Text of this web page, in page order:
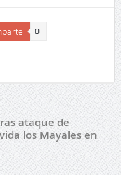
0
ataque de
los Mayales en